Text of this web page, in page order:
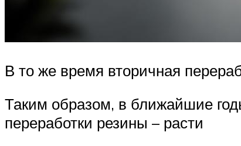
В то же время вторичная
Таким образом, в ближайшие
переработки резины – расти